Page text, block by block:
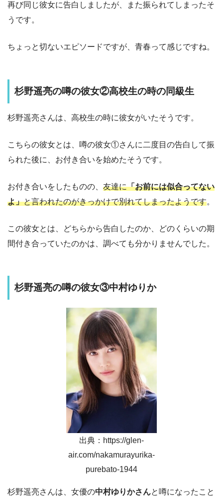
再び同じ彼女に告白しましたが、また振られてしまったそ
うです。
ちょっと切ないエピソードですが、青春って感じですね。
杉野遥亮の噂の彼女②高校生の時の同級生
杉野遥亮さんは、高校生の時に彼女がいたそうです。
こちらの彼女とは、噂の彼女①さんに二度目の告白して振
られた後に、お付き合いを始めたそうです。
お付き合いをしたものの、 友達に「お前には似合ってない
よ」と言われたのがきっかけで別れてしまったようです。
この彼女とは、どちらから告白したのか、どのくらいの期
間付き合っていたのかは、調べても分かりませんでした。
杉野遥亮の噂の彼女③中村ゆりか
出典：https://glen-
air.com/nakamurayurika-
purebato-1944
杉野遥亮さんは、女優の中村ゆりかさんと噂になったこと